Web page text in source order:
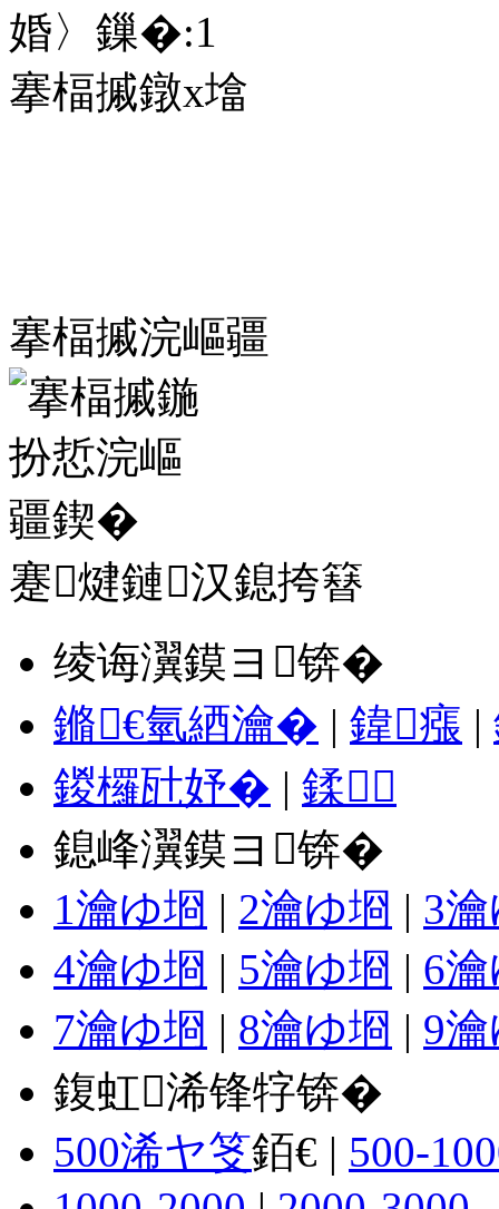
婚〉鏁�:1
搴楅摵鐓х墖
搴楅摵浣嶇疆
蹇煡鏈汉鎴挎簮
绫诲瀷鏌ヨ锛�
鏅€氫綇瀹� | 鍏瘬 |
鍐欏瓧妤� | 鍒
鎴峰瀷鏌ヨ锛�
1瀹ゆ埛 | 2瀹ゆ埛 | 3
4瀹ゆ埛 | 5瀹ゆ埛 | 6
7瀹ゆ埛 | 8瀹ゆ埛 | 9
鍑虹浠锋牸锛�
500浠ヤ笅銆€ | 500-